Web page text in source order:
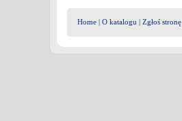
Home | O katalogu | Zgłoś stronę